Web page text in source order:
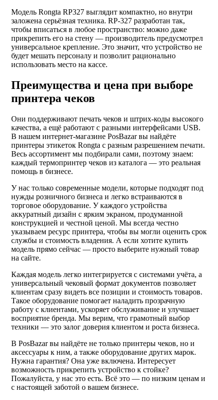
Модель Rongta RP327 выглядит компактно, но внутри
заложена серьёзная техника. RP-327 разработан так,
чтобы вписаться в любое пространство: можно даже
прикрепить его на стену — производитель предусмотрел
универсальное крепление. Это значит, что устройство не
будет мешать персоналу и позволит рационально
использовать место на кассе.
Преимущества и цена при выборе
принтера чеков
Они поддерживают печать чеков и штрих-коды высокого
качества, а ещё работают с разными интерфейсами USB.
В нашем интернет-магазине PosBazar вы найдёте
принтеры этикеток Rongta с разным разрешением печати.
Весь ассортимент мы подбирали сами, поэтому знаем:
каждый термопринтер чеков из каталога — это реальная
помощь в бизнесе.
У нас только современные модели, которые подходят под
нужды розничного бизнеса и легко встраиваются в
торговое оборудование. У каждого устройства
аккуратный дизайн с ярким экраном, продуманной
конструкцией и честной ценой. Мы всегда честно
указываем ресурс принтера, чтобы вы могли оценить срок
службы и стоимость владения. А если хотите купить
модель прямо сейчас — просто выберите нужный товар
на сайте.
Каждая модель легко интегрируется с системами учёта, а
универсальный чековый формат документов позволяет
клиентам сразу видеть все позиции и стоимость товаров.
Такое оборудование помогает наладить прозрачную
работу с клиентами, ускоряет обслуживание и улучшает
восприятие бренда. Мы верим, что грамотный выбор
техники — это залог доверия клиентом и роста бизнеса.
В PosBazar вы найдёте не только принтеры чеков, но и
аксессуары к ним, а также оборудование других марок.
Нужна гарантия? Она уже включена. Интересует
возможность прикрепить устройство к стойке?
Пожалуйста, у нас это есть. Всё это — по низким ценам и
с настоящей заботой о вашем бизнесе.